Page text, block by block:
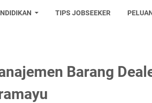
TIPS JOBSEEKER
Barang